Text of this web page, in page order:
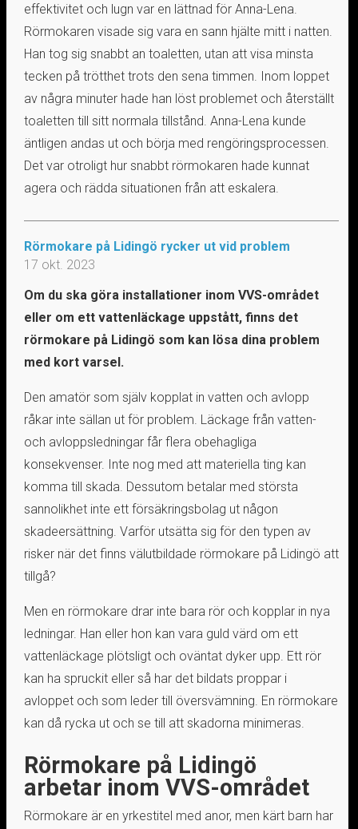
effektivitet och lugn var en lättnad för Anna-Lena.
Rörmokaren visade sig vara en sann hjälte mitt i natten.
Han tog sig snabbt an toaletten, utan att visa minsta
tecken på trötthet trots den sena timmen. Inom loppet
av några minuter hade han löst problemet och återställt
toaletten till sitt normala tillstånd. Anna-Lena kunde
äntligen andas ut och börja med rengöringsprocessen.
Det var otroligt hur snabbt rörmokaren hade kunnat
agera och rädda situationen från att eskalera.
Rörmokare på Lidingö rycker ut vid problem
17 okt. 2023
Om du ska göra installationer inom VVS-området
eller om ett vattenläckage uppstått, finns det
rörmokare på Lidingö som kan lösa dina problem
med kort varsel.
Den amatör som själv kopplat in vatten och avlopp
råkar inte sällan ut för problem. Läckage från vatten-
och avloppsledningar får flera obehagliga
konsekvenser. Inte nog med att materiella ting kan
komma till skada. Dessutom betalar med största
sannolikhet inte ett försäkringsbolag ut någon
skadeersättning. Varför utsätta sig för den typen av
risker när det finns välutbildade rörmokare på Lidingö att
tillgå?
Men en rörmokare drar inte bara rör och kopplar in nya
ledningar. Han eller hon kan vara guld värd om ett
vattenläckage plötsligt och oväntat dyker upp. Ett rör
kan ha spruckit eller så har det bildats proppar i
avloppet och som leder till översvämning. En rörmokare
kan då rycka ut och se till att skadorna minimeras.
Rörmokare på Lidingö
arbetar inom VVS-området
Rörmokare är en yrkestitel med anor, men kärt barn har